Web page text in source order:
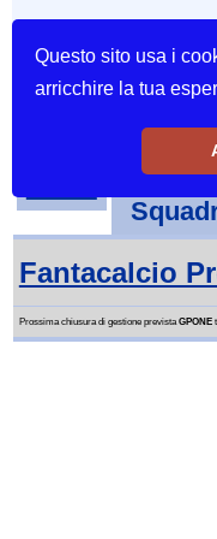
Questo sito usa i
arricchire la tua
Tornei-
Fantacalcio
Prossima chiusura di gestione previstaGPONE